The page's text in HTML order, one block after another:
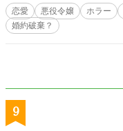
恋愛 悪役令嬢 ホラー
婚約破棄？
9